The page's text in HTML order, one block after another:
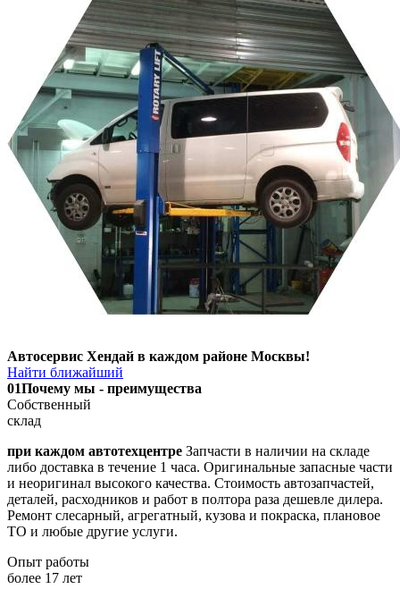
Автосервис Хендай в каждом районе Москвы!
Найти ближайший
01Почему мы - преимущества
Собственный
склад
при каждом автотехцентре Запчасти в наличии на складе
либо доставка в течение 1 часа. Оригинальные запасные части
и неоригинал высокого качества. Стоимость автозапчастей,
деталей, расходников и работ в полтора раза дешевле дилера.
Ремонт слесарный, агрегатный, кузова и покраска, плановое
ТО и любые другие услуги.
Опыт работы
более 17 лет